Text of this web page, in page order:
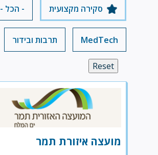
סקירה מקצועית - הכל -
MedTech תרבות ובידור
מועצה איזורת תמר